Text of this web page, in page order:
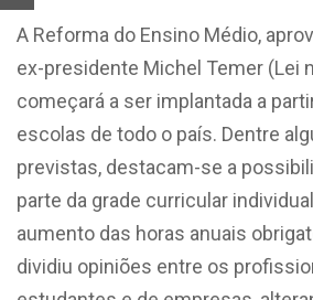
A Reforma do Ensino Médio,
ex-presidente Michel Temer (Lei
começará a ser implantada a
escolas de todo o país. Dentre
previstas, destacam-se a
parte da grade curricular
aumento das horas anuais
dividiu opiniões entre os